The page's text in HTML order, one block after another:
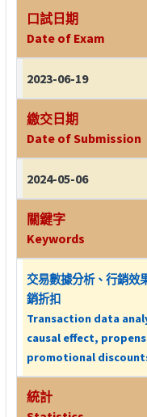
口試日期
Date of Exam
2023-06-19
繳交日期
Date of Submission
2024-05-06
關鍵字
Keywords
交易數據分析、行銷效
銷折扣
Transaction data
causal effect,
promotional
統計